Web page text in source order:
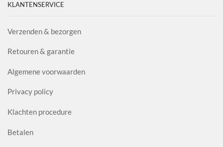
KLANTENSERVICE
Verzenden & bezorgen
Retouren & garantie
Algemene voorwaarden
Privacy policy
Klachten procedure
Betalen